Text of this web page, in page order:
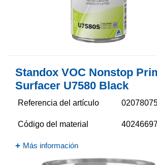
Standox VOC Nonstop
Surfacer U7580 Black
Referencia del artículo
Código del material
Más información